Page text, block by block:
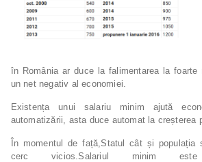
în România ar duce la falimentarea la
un net negativ al economiei.
Existența unui salariu minim ajută
automatizării, asta duce automat la creșterea
În momentul de față,Statul cât și populația
cerc vicios.Salariul minim